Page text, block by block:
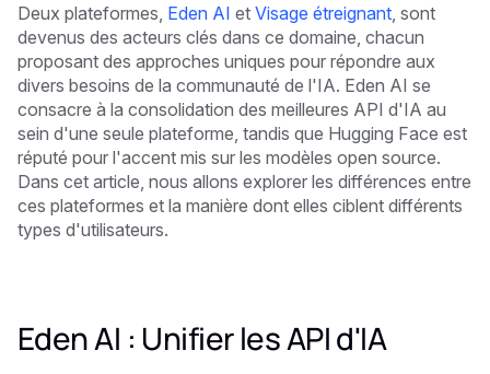
Deux plateformes, Eden AI et Visage étreignant , sont
devenus des acteurs clés dans ce domaine, chacun
proposant des approches uniques pour répondre aux
divers besoins de la communauté de l'IA. Eden AI se
consacre à la consolidation des meilleures API d'IA au
sein d'une seule plateforme, tandis que Hugging Face est
réputé pour l'accent mis sur les modèles open source.
Dans cet article, nous allons explorer les différences entre
ces plateformes et la manière dont elles ciblent différents
types d'utilisateurs.
Eden AI : Unifier les API d'IA